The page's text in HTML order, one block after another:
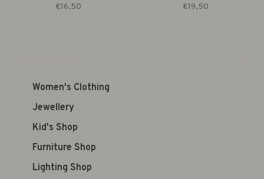
cm - gebroken wit
€16,50
DIA 10 x H 10 cm - amber
€19,50
Women's Clothing
Jewellery
Kid's Shop
Furniture Shop
Lighting Shop